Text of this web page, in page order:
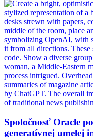
Spoločnosť Oracle
generatívnej umelej